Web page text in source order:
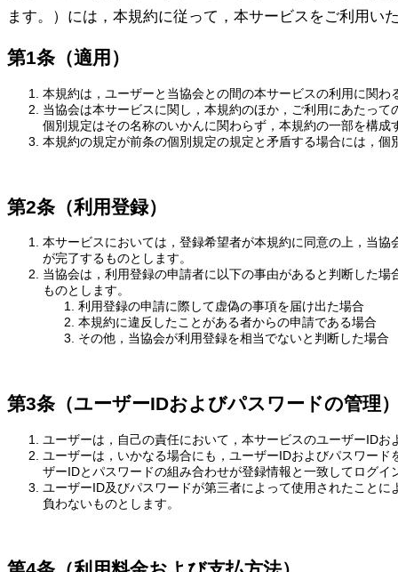
ます。）には，本規約に従って，本サービスをご利用い
第1条（適用）
本規約は，ユーザーと当協会との間の本サービスの利用に関
当協会は本サービスに関し，本規約のほか，ご利用にあたっ
個別規定はその名称のいかんに関わらず，本規約の一部を構成
本規約の規定が前条の個別規定の規定と矛盾する場合には，
第2条（利用登録）
本サービスにおいては，登録希望者が本規約に同意の上，当
が完了するものとします。
当協会は，利用登録の申請者に以下の事由があると判断した
ものとします。
利用登録の申請に際して虚偽の事項を届け出た場合
本規約に違反したことがある者からの申請である場合
その他，当協会が利用登録を相当でないと判断した場合
第3条（ユーザーIDおよびパスワードの管理
ユーザーは，自己の責任において，本サービスのユーザーID
ユーザーは，いかなる場合にも，ユーザーIDおよびパスワー
ザーIDとパスワードの組み合わせが登録情報と一致してログ
ユーザーID及びパスワードが第三者によって使用されたこと
負わないものとします。